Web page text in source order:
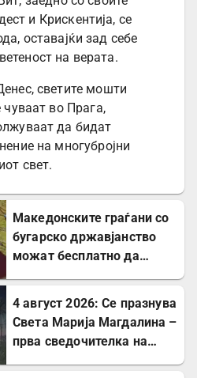
и Крискентија, се
оставајќи зад себе
на верата.
светите мошти
чуваат во Прага,
да бидат
на многубројни
свет.
Mакедонските граѓани со
бугарско државјанство
можат бесплатно да
4 август 2026: Се празнува
Света Марија Магдалина –
прва сведочителка на